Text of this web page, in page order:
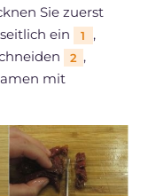
Sie zuerst
ein
1
,
2 ,
mit